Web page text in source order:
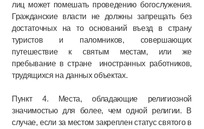
лиц может помешать проведению богослужения.
Гражданские власти не должны запрещать без
достаточных на то оснований въезд в страну
туристов и паломников, совершающих
путешествие к святым местам, или же
пребывание в стране иностранных работников,
трудящихся на данных объектах.
Пункт 4. Места, обладающие религиозной
значимостью для более, чем одной религии. В
случае, если за местом закреплен статус святого в